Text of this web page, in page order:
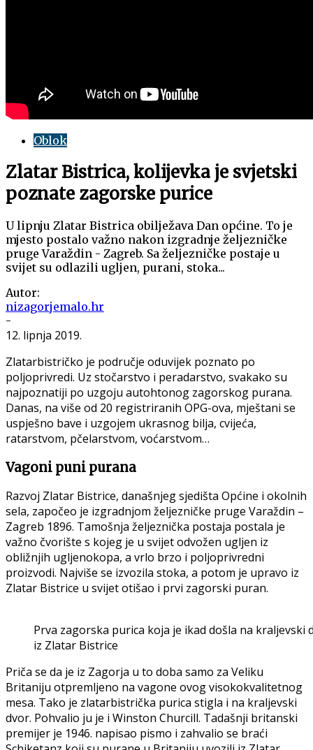
Oblok
Zlatar Bistrica, kolijevka je svjetski
poznate zagorske purice
U lipnju Zlatar Bistrica obilježava Dan općine. To je
mjesto postalo važno nakon izgradnje željezničke
pruge Varaždin - Zagreb. Sa željezničke postaje u
svijet su odlazili ugljen, purani, stoka...
Autor:
nizagorjemalo.hr
-
12. lipnja 2019.
Zlatarbistričko je područje oduvijek poznato po
poljoprivredi. Uz stočarstvo i peradarstvo, svakako su
najpoznatiji po uzgoju autohtonog zagorskog purana.
Danas, na više od 20 registriranih OPG-ova, mještani se
uspješno bave i uzgojem ukrasnog bilja, cvijeća,
ratarstvom, pčelarstvom, voćarstvom…
Vagoni puni purana
Razvoj Zlatar Bistrice, današnjeg sjedišta Općine i okolnih
sela, započeo je izgradnjom željezničke pruge Varaždin –
Zagreb 1896. Tamošnja željeznička postaja postala je
važno čvorište s kojeg je u svijet odvožen ugljen iz
obližnjih ugljenokopa, a vrlo brzo i poljoprivredni
proizvodi. Najviše se izvozila stoka, a potom je upravo iz
Zlatar Bistrice u svijet otišao i prvi zagorski puran.
Prva zagorska purica koja je ikad došla na
iz Zlatar Bistrice
Priča se da je iz Zagorja u to doba samo za Veliku
Britaniju otpremljeno na vagone ovog visokokvalitetnog
mesa. Tako je zlatarbistrička purica stigla i na kraljevski
dvor. Pohvalio ju je i Winston Churcill. Tadašnji britanski
premijer je 1946. napisao pismo i zahvalio se braći